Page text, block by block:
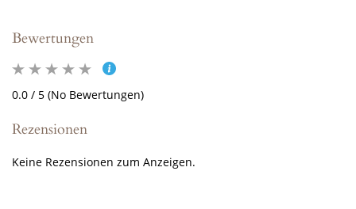
Bewertungen
0.0 / 5 (No Bewertungen)
Rezensionen
Keine Rezensionen zum Anzeigen.